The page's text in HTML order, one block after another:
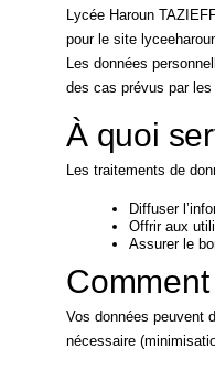
Lycée Haroun
pour le site
Les données
des cas prévus par
À quoi
Les traitements de
Diffuser
Offrir aux
Assurer le
Vos données peuvent
nécessaire